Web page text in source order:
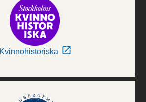
Kvinnohistoriska